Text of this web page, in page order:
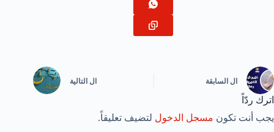
ال السابقة ال التالية
اترك ردّاً
يجب أنت تكون مسجل الدخول لتضيف تعليقاً.